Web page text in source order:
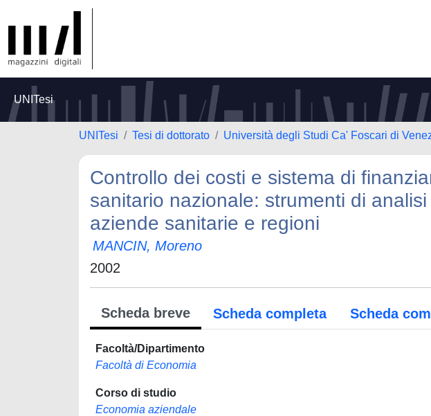
UNITesi
UNITesi Tesi di dottorato Università degli Studi Ca' Foscari di
Controllo dei costi e sistema di
sanitario nazionale: strumenti di
aziende sanitarie e regioni
MANCIN, Moreno
2002
Scheda breve Scheda completa Scheda
Facoltà/Dipartimento
Facoltà di Economia
Corso di studio
Economia aziendale